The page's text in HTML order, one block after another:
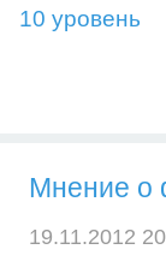
10 уровень
Мнение о
19.11.2012